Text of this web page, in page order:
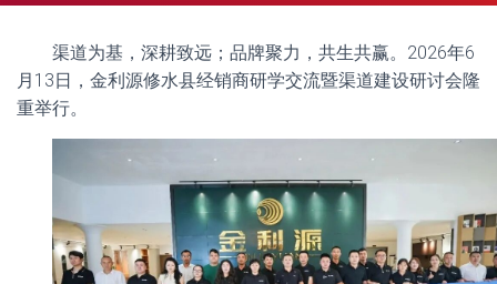
渠道为基，深耕致远；品牌聚力，共生共赢。2026年6
月13日，金利源修水县经销商研学交流暨渠道建设研讨会隆
重举行。